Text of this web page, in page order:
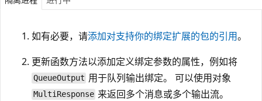
如有必要，请添加对支持你的绑定扩展的包的引用。
更新函数方法以添加定义绑定参数的属性，例如将
QueueOutput 用于队列输出绑定。 可以使用对象
MultiResponse 来返回多个消息或多个输出流。